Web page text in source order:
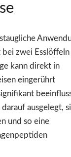
zwei Esslöffeln
kann direkt in
eingerührt
ausgelegt,
und so eine